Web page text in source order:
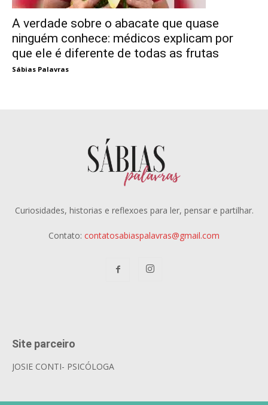
A verdade sobre o abacate que quase
ninguém conhece: médicos explicam por
que ele é diferente de todas as frutas
Sábias Palavras
Curiosidades, historias e reflexoes para ler, pensar e partilhar.
Contato: contatosabiaspalavras@gmail.com
Site parceiro
JOSIE CONTI- PSICÓLOGA